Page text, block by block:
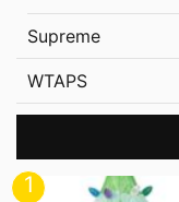
Supreme
WTAPS